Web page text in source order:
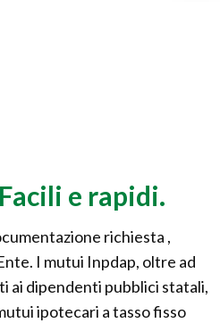
e rapidi.
richiesta ,
I mutui Inpdap, oltre ad
ai dipendenti pubblici statali,
ipotecari a tasso fisso